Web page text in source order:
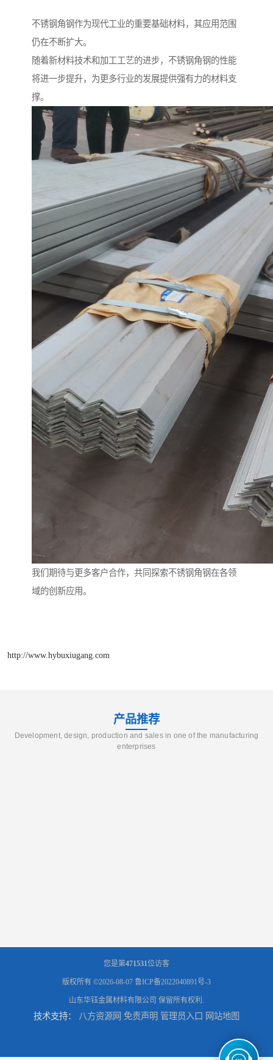
不锈钢角钢作为现代工业的重要基础材料，其应用范围
仍在不断扩大。
随着新材料技术和加工工艺的进步，不锈钢角钢的性能
将进一步提升，为更多行业的发展提供强有力的材料支
撑。
我们期待与更多客户合作，共同探索不锈钢角钢在各领
域的创新应用。
http://www.hybuxiugang.com
产品推荐
Development, design, production and sales in one of the manufacturing
enterprises
您是第471531位访客
版权所有 ©2026-08-07 鲁ICP备2022040891号-3
山东华钰金属材料有限公司 保留所有权利.
技术支持： 八方资源网 免责声明 管理员入口 网站地图